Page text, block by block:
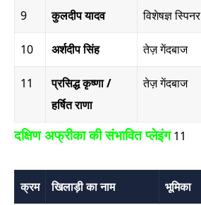
9 कुलदीप यादव विशेषज्ञ स्पिनर
10 अर्शदीप सिंह तेज़ गेंदबाज
11
प्रसिद्ध कृष्णा /
हर्षित राणा
तेज़ गेंदबाज
दक्षिण अफ्रीका की संभावित प्लेइंग11
क्रम खिलाड़ी का नाम भूमिका